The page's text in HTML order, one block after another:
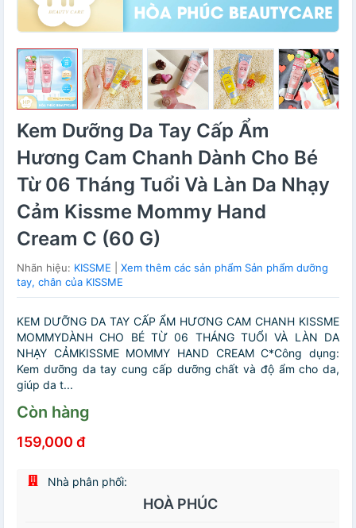
Kem Dưỡng Da Tay Cấp Ẩm
Hương Cam Chanh Dành Cho Bé
Từ 06 Tháng Tuổi Và Làn Da Nhạy
Cảm Kissme Mommy Hand
Cream C (60 G)
Nhãn hiệu: KISSME
Xem thêm các sản phẩm Sản phẩm dưỡng
tay, chân của KISSME
KEM DƯỠNG DA TAY CẤP ẨM HƯƠNG CAM CHANH KISSME
MOMMYDÀNH CHO BÉ TỪ 06 THÁNG TUỔI VÀ LÀN DA
NHẠY CẢMKISSME MOMMY HAND CREAM C*Công dụng:
Kem dưỡng da tay cung cấp dưỡng chất và độ ẩm cho da,
giúp da t...
Còn hàng
159,000 đ
Nhà phân phối:
HOÀ PHÚC